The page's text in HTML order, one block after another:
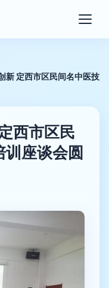
新 定西市区民间名中医技
西市区民
训座谈会圆